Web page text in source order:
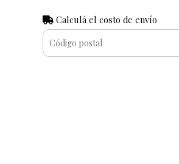
Calculá el costo de envío